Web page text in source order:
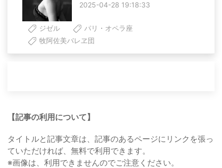
2025-04-28 19:18:33
ジゼル
パリ・オペラ座
牧阿佐美バレヱ団
【記事の利用について】
タイトルと記事文章は、記事のあるページにリンクを張っ
ていただければ、無料で利用できます。
※画像は、利用できませんのでご注意ください。